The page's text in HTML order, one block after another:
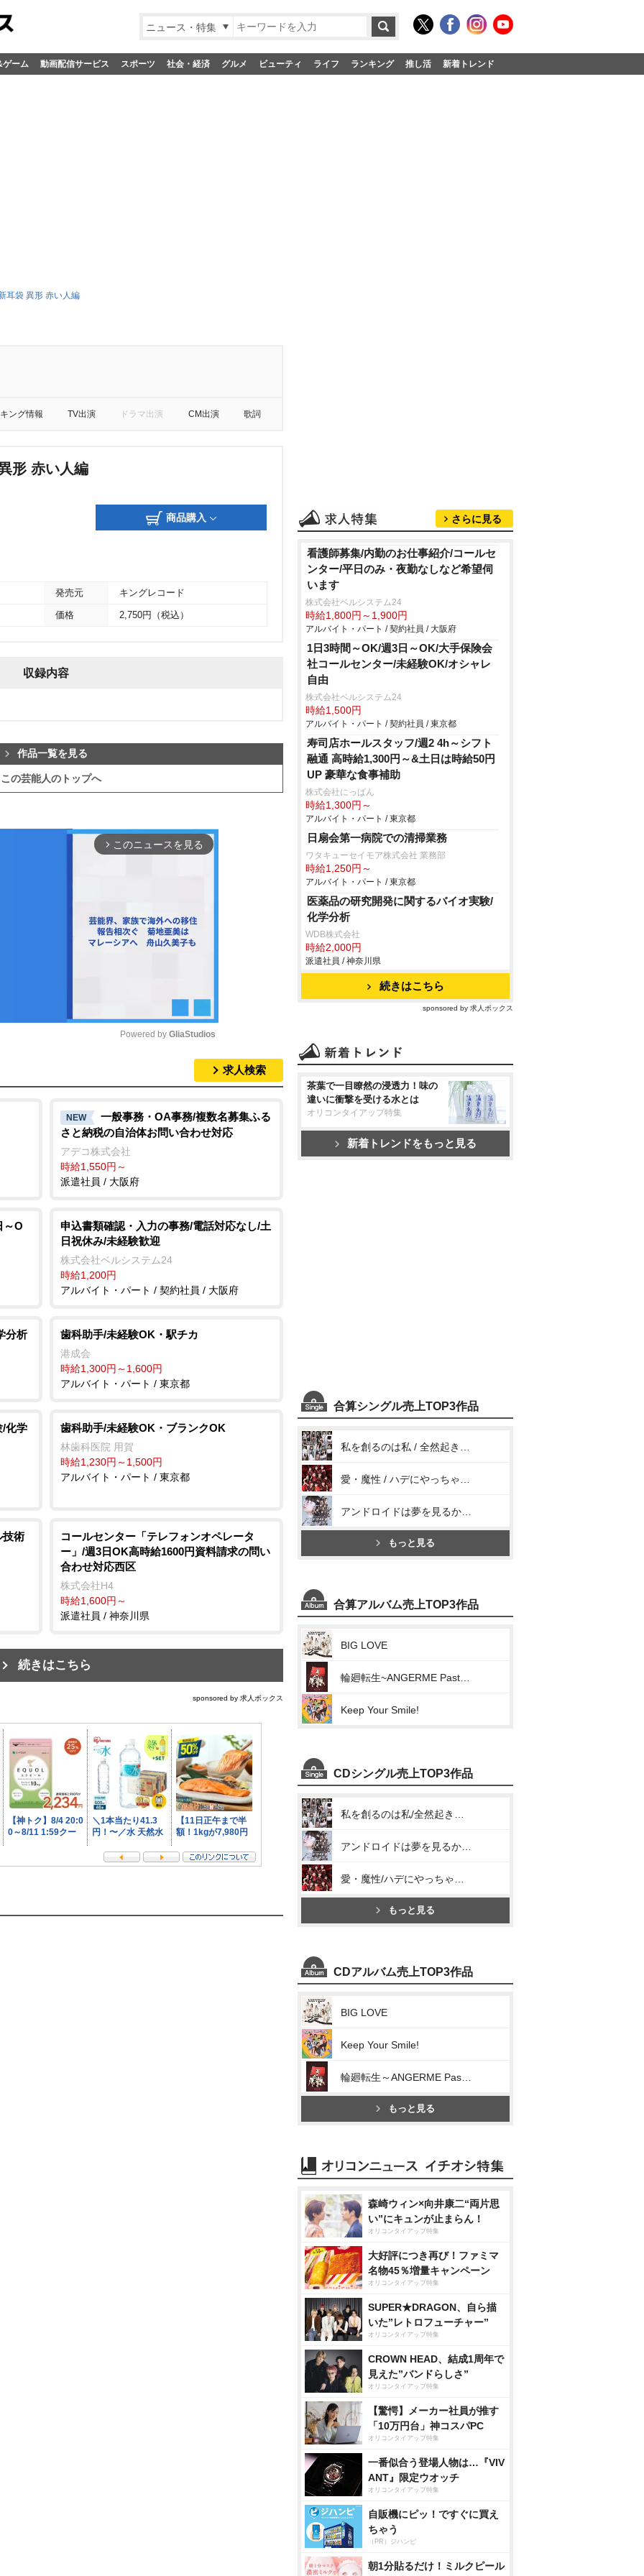
ニュース・特集
ゲーム 動画配信サービス スポーツ 社会・経済 グルメ ビューティ ライフ ランキング 推し活 新着トレンド
耳袋 異形 赤い人編
ング情報 TV出演 ドラマ出演 CM出演 歌詞
形 赤い人編
商品購入
発売元 キングレコード
価格 2,750円（税込）
収録内容
作品一覧を見る
この芸能人のトップへ
arrow_forward_ios このニュースを見る
t
e
Powered by GliaStudios
求人検索
NEW
一般事務・OA事務/複数名募集ふる
さと納税の自治体お問い合わせ対応
アデコ株式会社
時給1,550円～
派遣社員 / 大阪府
～O
申込書類確認・入力の事務/電話対応なし/土
日祝休み/未経験歓迎
株式会社ベルシステム24
時給1,200円
アルバイト・パート / 契約社員 / 大阪府
分析 歯科助手/未経験OK・駅チカ
港成会
時給1,300円～1,600円
アルバイト・パート / 東京都
/化学 歯科助手/未経験OK・ブランクOK
林歯科医院 用賀
時給1,230円～1,500円
アルバイト・パート / 東京都
技術
コールセンター「テレフォンオペレータ
ー」/週3日OK高時給1600円資料請求の問い
合わせ対応西区
株式会社H4
時給1,600円～
派遣社員 / 神奈川県
続きはこちら
sponsored by 求人ボックス
さらに見る
看護師募集/内勤のお仕事紹介/コールセ
ンター/平日のみ・夜勤なしなど希望伺
います
株式会社ベルシステム24
時給1,800円～1,900円
アルバイト・パート / 契約社員 / 大阪府
1日3時間～OK/週3日～OK/大手保険会
社コールセンター/未経験OK/オシャレ
自由
株式会社ベルシステム24
時給1,500円
アルバイト・パート / 契約社員 / 東京都
寿司店ホールスタッフ/週2 4h～シフト
融通 高時給1,300円～&土日は時給50円
UP 豪華な食事補助
株式会社にっぱん
時給1,300円～
アルバイト・パート / 東京都
日扇会第一病院での清掃業務
ワタキューセイモア株式会社 業務部
時給1,250円～
アルバイト・パート / 東京都
医薬品の研究開発に関するバイオ実験/
化学分析
WDB株式会社
時給2,000円
派遣社員 / 神奈川県
続きはこちら
sponsored by 求人ボックス
茶葉で一目瞭然の浸透力！味の
違いに衝撃を受ける水とは
オリコンタイアップ特集
新着トレンドをもっと見る
合算シングル売上TOP3作品
もっと見る
合算アルバム売上TOP3作品
BIG LOVE
Keep Your Smile!
CDシングル売上TOP3作品
もっと見る
CDアルバム売上TOP3作品
BIG LOVE
Keep Your Smile!
もっと見る
森崎ウィン×向井康二“両片思
い”にキュンが止まらん！
オリコンタイアップ特集
大好評につき再び！ファミマ
名物45％増量キャンペーン
オリコンタイアップ特集
SUPER★DRAGON、自ら描
いた”レトロフューチャー”
オリコンタイアップ特集
CROWN HEAD、結成1周年で
見えた”バンドらしさ”
オリコンタイアップ特集
【驚愕】メーカー社員が推す
「10万円台」神コスパPC
オリコンタイアップ特集
一番似合う登場人物は…『VIV
ANT』限定ウオッチ
オリコンタイアップ特集
自販機にピッ！ですぐに買え
ちゃう
（PR）ジハンピ
朝1分貼るだけ！ミルクピール